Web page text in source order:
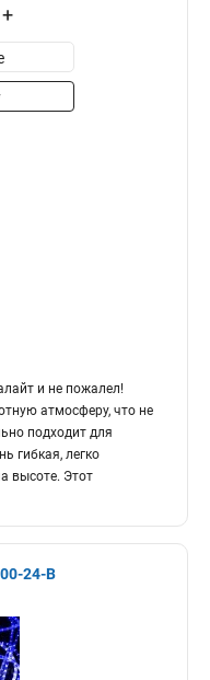
+
и не пожалел!
атмосферу, что не
подходит для
гибкая, легко
высоте. Этот
24-B